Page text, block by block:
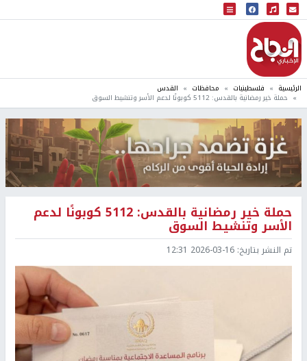
البث المباشر
إذاعة النجاح
الرئيسية فلسطينيات محافظات القدس
حملة خير رمضانية بالقدس: 5112 كوبونًا لدعم الأسر وتنشيط السوق
حملة خير رمضانية بالقدس: 5112 كوبونًا لدعم
الأسر وتنشيط السوق
تم النشر بتاريخ: 2026-03-16 12:31